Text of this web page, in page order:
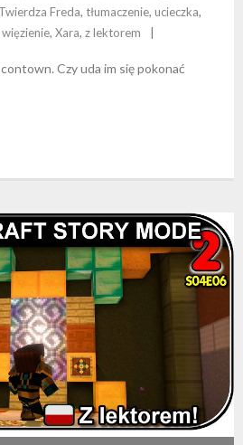
Twierdza Freda, tłumaczenie, ucieczka,
więzienie, Xara, z lektorem
Czy uda im się pokonać